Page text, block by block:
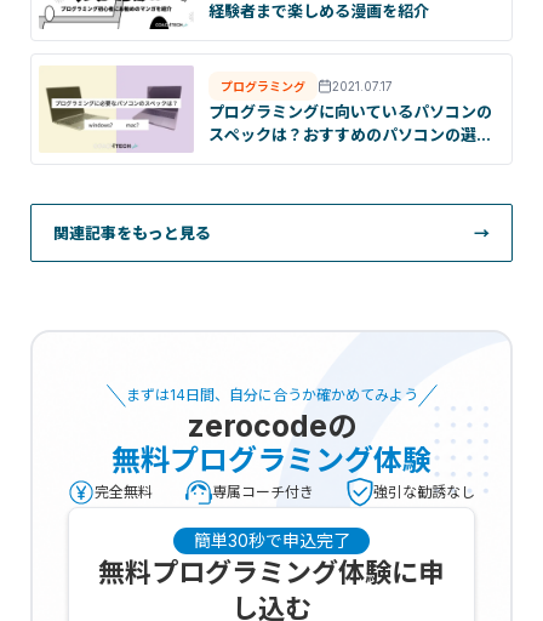
経験者まで楽しめる漫画を紹介
プログラミング 2021.07.17
プログラミングに向いているパソコンの
スペックは？おすすめのパソコンの選び
関連記事をもっと見る →
まずは14日間、自分に合うか確かめてみよう
zerocodeの
無料プログラミング体験
完全無料 専属コーチ付き 強引な勧誘なし
簡単30秒で申込完了
無料プログラミング体験に申
し込む